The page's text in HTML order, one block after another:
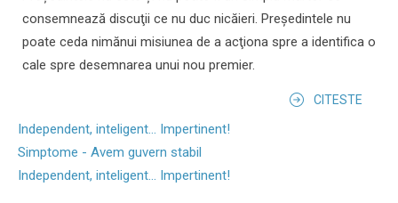
consemnează discuţii ce nu duc nicăieri. Preşedintele nu
poate ceda nimănui misiunea de a acţiona spre a identifica o
cale spre desemnarea unui nou premier.
CITESTE
Independent, inteligent... Impertinent!
Simptome - Avem guvern stabil
Independent, inteligent... Impertinent!